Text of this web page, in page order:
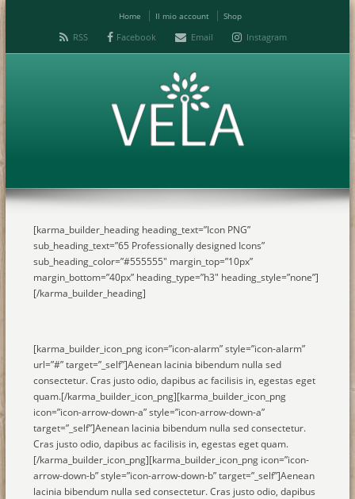
Home Il mio account Shop
RSS Facebook Email Instagram
[karma_builder_heading heading_text=”Icon PNG”
sub_heading_text=”65 Professionally designed Icons”
sub_heading_color=”#555555″ margin_top=”10px”
margin_bottom=”40px” heading_type=”h3″ heading_style=”none”]
[/karma_builder_heading]
[karma_builder_icon_png icon=”icon-alarm” style=”icon-alarm”
url=”#” target=”_self”]Aenean lacinia bibendum nulla sed
consectetur. Cras justo odio, dapibus ac facilisis in, egestas eget
quam.[/karma_builder_icon_png][karma_builder_icon_png
icon=”icon-arrow-down-a” style=”icon-arrow-down-a”
target=”_self”]Aenean lacinia bibendum nulla sed consectetur.
Cras justo odio, dapibus ac facilisis in, egestas eget quam.
[/karma_builder_icon_png][karma_builder_icon_png icon=”icon-
arrow-down-b” style=”icon-arrow-down-b” target=”_self”]Aenean
lacinia bibendum nulla sed consectetur. Cras justo odio, dapibus